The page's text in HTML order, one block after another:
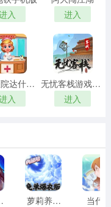
入
进入
疯狂医院达什医生
入
无忧客栈游戏红包版
进入
戏版 萝莉养成计划 当代